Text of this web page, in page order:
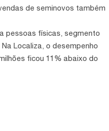
de seminovos também
pessoas físicas, segmento
Localiza, o desempenho
ficou 11% abaixo do